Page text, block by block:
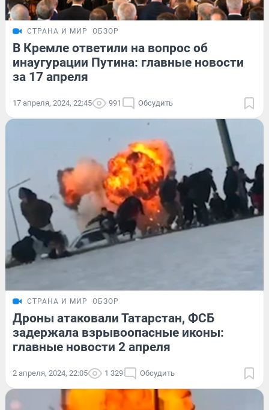
СТРАНА И МИР ОБЗОР
В Кремле ответили на вопрос об
инаугурации Путина: главные новости
за 17 апреля
17 апреля, 2024, 22:45 991 Обсудить
СТРАНА И МИР ОБЗОР
Дроны атаковали Татарстан, ФСБ
задержала взрывоопасные иконы:
главные новости 2 апреля
2 апреля, 2024, 22:05 1 329 Обсудить